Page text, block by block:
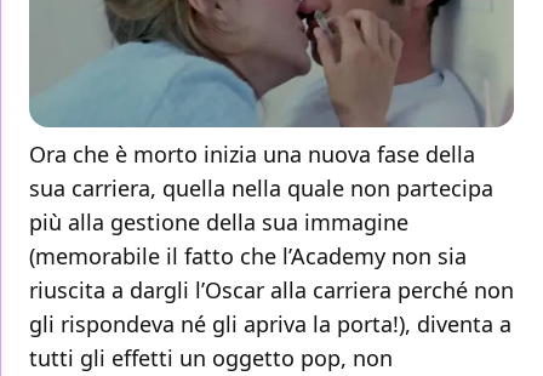
Ora che è morto inizia una nuova fase della
sua carriera, quella nella quale non partecipa
più alla gestione della sua immagine
(memorabile il fatto che l’Academy non sia
riuscita a dargli l’Oscar alla carriera perché non
gli rispondeva né gli apriva la porta!), diventa a
tutti gli effetti un oggetto pop, non